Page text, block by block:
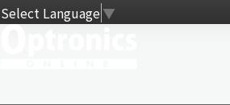
Select Language▼